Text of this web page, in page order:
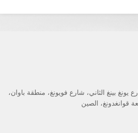
شارع يونغ بينغ الثاني، شارع فويونغ، منطقة باوان،
الصين